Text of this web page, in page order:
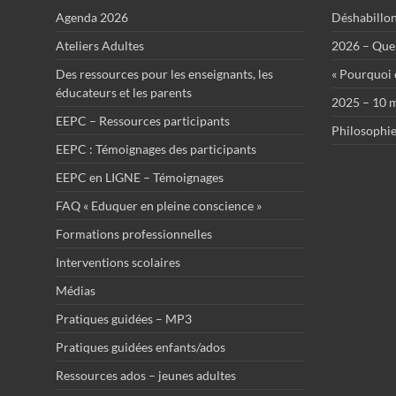
Agenda 2026
Ateliers Adultes
Des ressources pour les enseignants, les
éducateurs et les parents
EEPC – Ressources participants
EEPC : Témoignages des participants
EEPC en LIGNE – Témoignages
FAQ « Eduquer en pleine conscience »
Formations professionnelles
Interventions scolaires
Médias
Pratiques guidées – MP3
Pratiques guidées enfants/ados
Ressources ados – jeunes adultes
2026 –
« Pourquoi
2025 – 10